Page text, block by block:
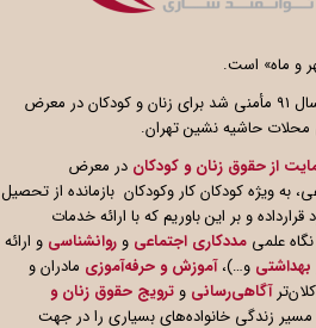
و ماه» است.
موسسه‌ای که از سال ۹۱ مأمنی شد برای زنان و کودکان در معرض
محلات حاشیه نشین تهران.
از حقوق زنان و کودکان در معرض
به ویژه کودکان کار وکودکان بازمانده از تحصیل
و بر این باوریم که با ارائه خدمات
علمی مددکاری اجتماعی و روانشناسی و ارائه
و…)،آموزش و حرفه‌آموزی مادران و
آگاهیرسانی و ترویج حقوق زنان و
زندگی خانواده‌های بسیاری را در جهت